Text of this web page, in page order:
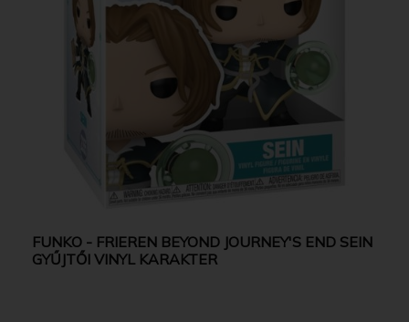
FUNKO - FRIEREN BEYOND JOURNEY'S END SEIN
GYŰJTŐI VINYL KARAKTER